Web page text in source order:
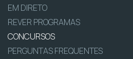
EM DIRETO
REVER PROGRAMAS
CONCURSOS
PERGUNTAS FREQUENTES